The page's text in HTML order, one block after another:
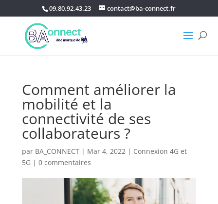
09.80.92.43.23 contact@ba-connect.fr
Comment améliorer la
mobilité et la
connectivité de ses
collaborateurs ?
par BA_CONNECT| Mar 4, 2022| Connexion 4G et
5G | 0 commentaires